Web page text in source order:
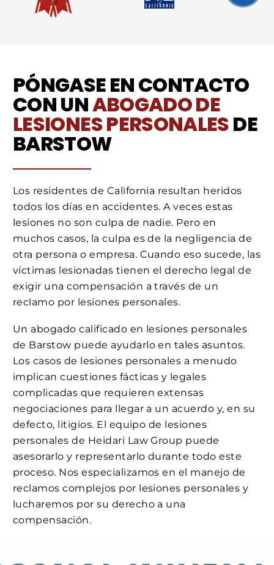
PÓNGASE EN CONTACTO
CON UNABOGADO DE
LESIONES PERSONALESDE
BARSTOW
Los residentes de California resultan heridos
todos los días en accidentes. A veces estas
lesiones no son culpa de nadie. Pero en
muchos casos, la culpa es de la negligencia de
otra persona o empresa. Cuando eso sucede, las
víctimas lesionadas tienen el derecho legal de
exigir una compensación a través de un
reclamo por lesiones personales.
Un abogado calificado en lesiones personales
de Barstow puede ayudarlo en tales asuntos.
Los casos de lesiones personales a menudo
implican cuestiones fácticas y legales
complicadas que requieren extensas
negociaciones para llegar a un acuerdo y, en su
defecto, litigios. El equipo de lesiones
personales de Heidari Law Group puede
asesorarlo y representarlo durante todo este
proceso. Nos especializamos en el manejo de
reclamos complejos por lesiones personales y
lucharemos por su derecho a una
compensación.